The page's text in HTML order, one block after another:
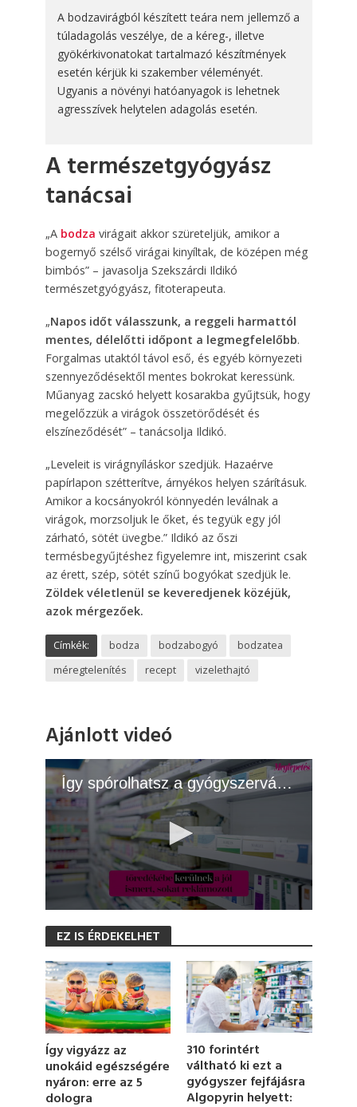
A bodzavirágból készített teára nem jellemző a
túladagolás veszélye, de a kéreg-, illetve
gyökérkivonatokat tartalmazó készítmények
esetén kérjük ki szakember véleményét.
Ugyanis a növényi hatóanyagok is lehetnek
agresszívek helytelen adagolás esetén.
A természetgyógyász
tanácsai
„A bodza virágait akkor szüreteljük, amikor a
bogernyő szélső virágai kinyíltak, de középen még
bimbós” – javasolja Szekszárdi Ildikó
természetgyógyász, fitoterapeuta.
„Napos időt válasszunk, a reggeli harmattól
mentes, délelőtti időpont a legmegfelelőbb.
Forgalmas utaktól távol eső, és egyéb környezeti
szennyeződésektől mentes bokrokat keressünk.
Műanyag zacskó helyett kosarakba gyűjtsük, hogy
megelőzzük a virágok összetörődését és
elszíneződését” – tanácsolja Ildikó.
„Leveleit is virágnyíláskor szedjük. Hazaérve
papírlapon szétterítve, árnyékos helyen szárításuk.
Amikor a kocsányokról könnyedén leválnak a
virágok, morzsoljuk le őket, és tegyük egy jól
zárható, sötét üvegbe.” Ildikó az őszi
termésbegyűjtéshez figyelemre int, miszerint csak
az érett, szép, sötét színű bogyókat szedjük le.
Zöldek véletlenül se keveredjenek közéjük,
azok mérgezőek.
Címkék: bodza bodzabogyó
bodzatea
méregtelenítés
recept vizelethajtó
Ajánlott videó
Így spórolhatsz a gyógyszervásárláson
s
o
n
s
o
f
1
m
i
n
u
EZ IS ÉRDEKELHET
Így vigyázz az
unokáid egészségére
nyáron: erre az 5
dologra
310 forintért
váltható ki ezt a
gyógyszer fejfájásra
Algopyrin helyett: